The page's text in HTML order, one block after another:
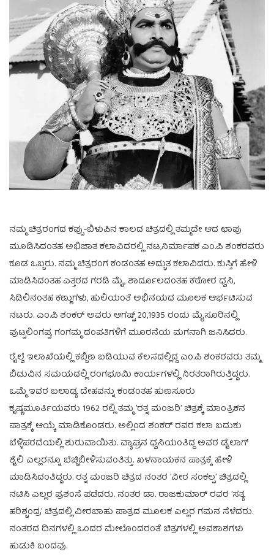
ನಮ್ಮ ಚಿತ್ರರಂಗದ ಕಪ್ಪು-ಬಿಳುಪಿನ ಕಾಲದ ಚಿತ್ರದಲ್ಲಿ ತಮ್ಮದೇ ಆದ ಛಾಪು
ಮೂಡಿಸಿದಂತಹ ಅಭಿಜಾತ ಕಲಾವಿದರಲ್ಲಿ ನಟ,ನಿರ್ಮಾಪಕ ಎಂ.ಪಿ ಶಂಕರವರು
ಕೂಡ ಒಬ್ಬರು. ನಮ್ಮ ಚಿತ್ರರಂಗ ಕಂಡಂತಹ ಅದ್ಭುತ ಕಲಾವಿದರು. ಕುಸ್ತಿಗೆ ಹೇಳಿ
ಮಾಡಿಸಿದಂತಹ ಎತ್ತರದ ಗರಡಿ ಮೈ, ಶಾರ್ದೂಲದಂತಹ ಕಠೋರ ಧ್ವನಿ,
ಸಿಡಿಲಿನಂತಹ ಕಣ್ಣುಗಳು, ಹುಲಿಯಂತೆ ಅಭಿನಯದ ಮೂಲಕ ಆರ್ಭಟಿಸುವ
ನಟರು. ಎಂ.ಪಿ ಶಂಕರ್ ಅವರು ಆಗಷ್ಟ್ 20,1935 ರಂದು ಮೈಸೂರಿನಲ್ಲಿ
ಪುಟ್ಟಲಿಂಗಪ್ಪ, ಗಂಗಮ್ಮ ದಂಪತಿಗಳಿಗೆ ಮೂರನೆಯ ಮಗನಾಗಿ ಜನಿಸಿದರು.
ರೈಲ್ವೆ ಇಲಾಖೆಯಲ್ಲಿ ಕಬ್ಬಿಣ ಬಡಿಯುವ ಕೆಲಸದಲ್ಲಿದ್ದ ಎಂ.ಪಿ ಶಂಕರವರು ತಮ್ಮ
ಬಿಡುವಿನ ಸಮಯದಲ್ಲಿ ರಂಗಭೂಮಿ ಕಾರ್ಯಗಳಲ್ಲಿ ನಿರತರಾಗಿರುತ್ತಿದ್ದರು.
ಒಮ್ಮೆ ಇವರ ಬಲಾಢ್ಯ ದೇಹವನ್ನು ಕಂಡಂತಹ ಹುಣಸೂರು
ಕೃಷ್ಣಮೂರ್ತಿಯವರು 1962 ರಲ್ಲಿ ತಮ್ಮ ʼರತ್ನ ಮಂಜರಿʼ ಚಿತ್ರಕ್ಕೆ ಮಾಂತ್ರಿಕನ
ಪಾತ್ರಕ್ಕೆ ಆಯ್ಕೆ ಮಾಡಿಕೊಂಡರು. ಅಲ್ಲಿಂದ ಶಂಕರ್ ರವರ ಕಲಾ ಬದುಕು
ಬೆಳ್ಳಿಪರದೆಯಲ್ಲಿ ಶುರುವಾಯಿತು. ವ್ಯಾಘ್ರನ ಧ್ವನಿಯಂತಿದ್ದ ಅವರ ಡೈಲಾಗ್
ಶೈಲಿ ಎಲ್ಲರನ್ನೂ ಬೆಚ್ಚಿಬೀಳಿಸುವಂತಿತ್ತು. ಖಳನಾಯಕನ ಪಾತ್ರಕ್ಕೆ ಹೇಳಿ
ಮಾಡಿಸಿದಂತಿದ್ದರು. ರತ್ನ ಮಂಜರಿ ಚಿತ್ರದ ನಂತರ ʼವೀರ ಸಂಕಲ್ಪʼ ಚಿತ್ರದಲ್ಲಿ
ನಟಿಸಿ ಎಲ್ಲರ ಪ್ರಶಂಸೆ ಪಡೆದರು. ನಂತರ ಡಾ. ರಾಜಕುಮಾರ್ ರವರ ʼಸತ್ಯ
ಹರಿಶ್ಚಂದ್ರʼ ಚಿತ್ರದಲ್ಲಿ ವೀರಬಾಹು ಪಾತ್ರದ ಮೂಲಕ ಎಲ್ಲರ ಗಮನ ಸೆಳೆದರು.
ನಂತರದ ದಿನಗಳಲ್ಲಿ ಒಂದರ ಮೇಲೊಂದರಂತೆ ಚಿತ್ರಗಳಲ್ಲಿ ಅವಕಾಶಗಳು
ಹುಡುಕಿ ಬಂದವು.